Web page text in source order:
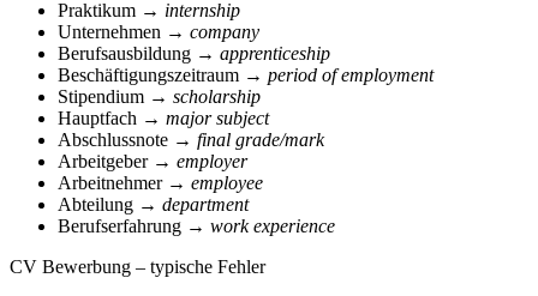
Praktikum → internship
Unternehmen → company
Berufsausbildung → apprenticeship
Beschäftigungszeitraum → period of employment
Stipendium → scholarship
Hauptfach → major subject
Abschlussnote → final grade/mark
Arbeitgeber→ employer
Arbeitnehmer→ employee
Abteilung → department
Berufserfahrung → work experience
CV Bewerbung – typische Fehler